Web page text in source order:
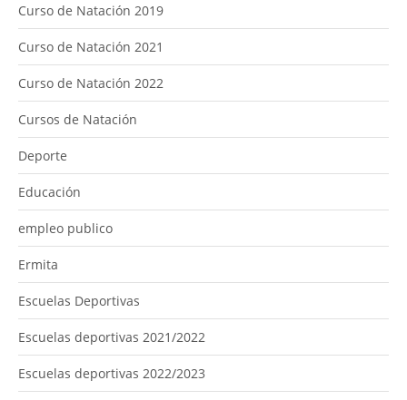
Curso de Natación 2019
Curso de Natación 2021
Curso de Natación 2022
Cursos de Natación
Deporte
Educación
empleo publico
Ermita
Escuelas Deportivas
Escuelas deportivas 2021/2022
Escuelas deportivas 2022/2023